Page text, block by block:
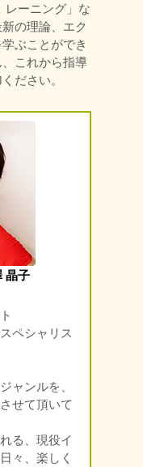
レーニング」な
の理論、エク
ぶことができ
これから指導
ださい。
晶子
ペシャリス
ャンルを、
せて頂いて
る、現役イ
々、楽しく